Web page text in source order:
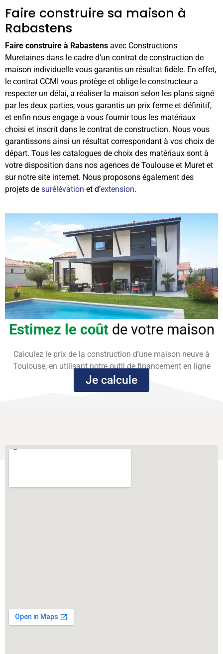
Faire construire sa maison à
Rabastens
Faire construire à Rabastens avec Constructions
Muretaines dans le cadre d’un contrat de construction de
maison individuelle vous garantis un résultat fidèle. En effet,
le contrat CCMI vous protège et oblige le constructeur a
respecter un délai, a réaliser la maison selon les plans signé
par les deux parties, vous garantis un prix ferme et définitif,
et enfin nous engage a vous fournir tous les matériaux
choisi et inscrit dans le contrat de construction. Nous vous
garantissons ainsi un résultat correspondant à vos choix de
départ. Tous les catalogues de choix des matériaux sont à
votre disposition dans nos agences de Toulouse et Muret et
sur notre site internet. Nous proposons également des
projets de surélévation et d’extension.
Estimez le coûtde votre maison
Calculez le prix de la construction d’une maison neuve à
Toulouse, en utilisant notre outil de financement en ligne
Je calcule